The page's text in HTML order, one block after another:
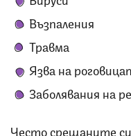
Възпаления
Травма
Язва на
Заболявания на
Често срещаните